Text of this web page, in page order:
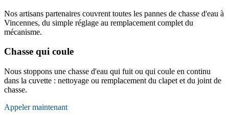
Nos artisans partenaires couvrent toutes les pannes de chasse d'eau à
Vincennes, du simple réglage au remplacement complet du
mécanisme.
Chasse qui coule
Nous stoppons une chasse d'eau qui fuit ou qui coule en continu
dans la cuvette : nettoyage ou remplacement du clapet et du joint de
chasse.
Appeler maintenant